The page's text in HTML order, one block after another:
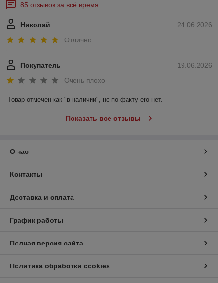
85 отзывов за всё время
24.06.2026
Николай
Отлично
19.06.2026
Покупатель
Очень плохо
Товар отмечен как "в наличии", но по факту его нет.
Показать все отзывы
О нас
Контакты
Доставка и оплата
График работы
Полная версия сайта
Политика обработки cookies